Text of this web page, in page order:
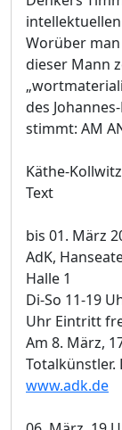
Worüber
dieser Mann
des
stimmt: AM
Käthe-
Text
bis 01. März
AdK,
Halle 1
Di-So 11-19
Uhr Eintritt
Am 8. März,
www.adk.de